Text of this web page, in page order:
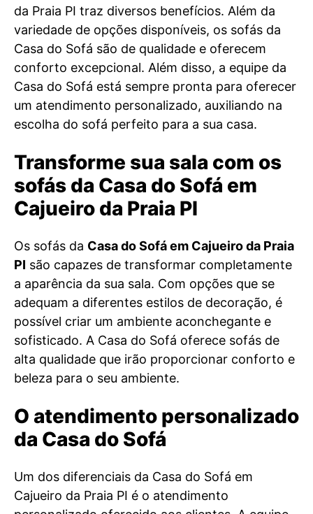
da Praia PI traz diversos benefícios. Além da
variedade de opções disponíveis, os sofás da
Casa do Sofá são de qualidade e oferecem
conforto excepcional. Além disso, a equipe da
Casa do Sofá está sempre pronta para oferecer
um atendimento personalizado, auxiliando na
escolha do sofá perfeito para a sua casa.
Transforme sua sala com os
sofás da Casa do Sofá em
Cajueiro da Praia PI
Os sofás da Casa do Sofá em Cajueiro da Praia
PI são capazes de transformar completamente
a aparência da sua sala. Com opções que se
adequam a diferentes estilos de decoração, é
possível criar um ambiente aconchegante e
sofisticado. A Casa do Sofá oferece sofás de
alta qualidade que irão proporcionar conforto e
beleza para o seu ambiente.
O atendimento personalizado
da Casa do Sofá
Um dos diferenciais da Casa do Sofá em
Cajueiro da Praia PI é o atendimento